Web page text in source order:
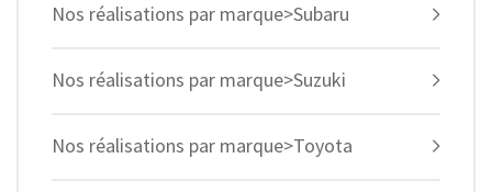
Nos réalisations par marque>Subaru
Nos réalisations par marque>Suzuki
Nos réalisations par marque>Toyota